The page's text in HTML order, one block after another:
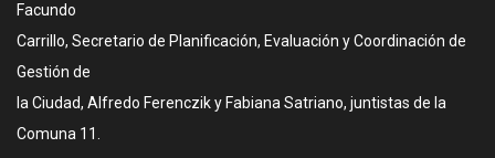
Facundo
Carrillo, Secretario de Planificación, Evaluación y Coordinación de
Gestión de
la Ciudad, Alfredo Ferenczik y Fabiana Satriano, juntistas de la
Comuna 11.